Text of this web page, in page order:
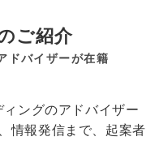
ご紹介
ドバイザーが在籍
ングのアドバイザー
情報発信まで、起案者